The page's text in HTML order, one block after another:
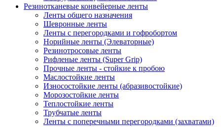
Резинотканевые конвейерные ленты
Ленты общего назначения
Шевронные ленты
Ленты с перегородками и гофробортом
Норийные ленты (Элеваторные)
Резинотросовые ленты
Рифленые ленты (Super Grip)
Прочные ленты - стойкие к пробою
Маслостойкие ленты
Износостойкие ленты (абразивостойкие)
Морозостойкие ленты
Теплостойкие ленты
Трубчатые ленты
Ленты с поперечными перегородками (захватами)